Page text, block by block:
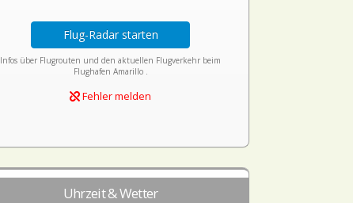
Flug-Radar starten
Infos über Flugrouten und den aktuellen Flugverkehr beim
Flughafen Amarillo .
Fehler melden
Uhrzeit & Wetter